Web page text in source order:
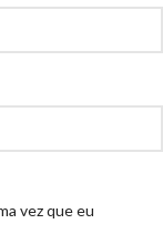
vez que eu